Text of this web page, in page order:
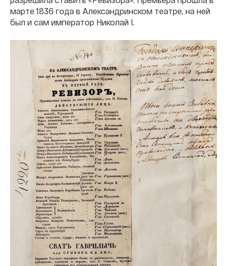
марте 1836 года в Александринском театре, на ней
был и сам император Николай I.